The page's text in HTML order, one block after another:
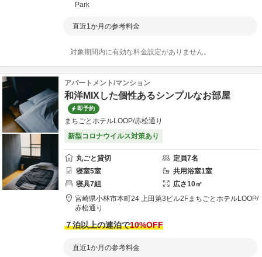
Park
直近1か月の参考料金
対象期間内に有効な料金設定がありません。
アパートメント/マンション
和洋MIXした個性あるシンプルなお部屋
即予約
まちごとホテルLOOP/赤松通り
新型コロナウイルス対策あり
丸ごと貸切 定員7名
寝室5室 共用浴室1室
寝具7組 広さ10㎡
宮崎県小林市本町24 上田第3ビル2FまちごとホテルLOOP/
赤松通り
７泊以上の連泊で10%OFF
直近1か月の参考料金